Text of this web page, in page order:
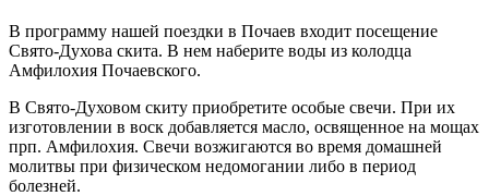
В программу нашей поездки в Почаев входит посещение
Свято-Духова скита. В нем наберите воды из колодца
Амфилохия Почаевского.
В Свято-Духовом скиту приобретите особые свечи. При их
изготовлении в воск добавляется масло, освященное на мощах
прп. Амфилохия. Свечи возжигаются во время домашней
молитвы при физическом недомогании либо в период
болезней.